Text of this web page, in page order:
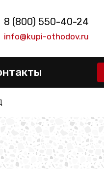
8 (800) 550-40-24
info@kupi-othodov.ru